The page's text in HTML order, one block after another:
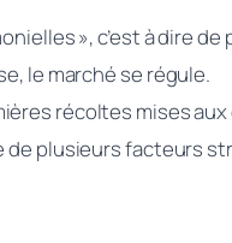
», c’est à dire
le marché se régule.
récoltes mises
de plusieurs facteurs